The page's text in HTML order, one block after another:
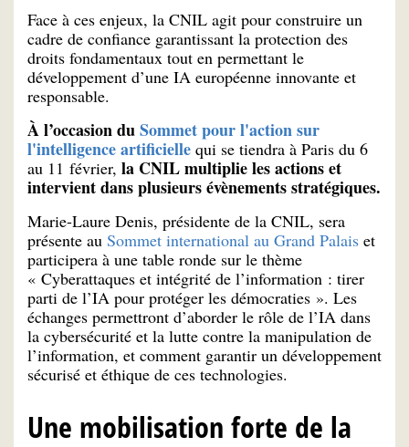
Face à ces enjeux, la CNIL agit pour construire un
cadre de confiance garantissant la protection des
droits fondamentaux tout en permettant le
développement d’une IA européenne innovante et
responsable.
À l’occasion duSommet pour l'action sur
l'intelligence artificielle qui se tiendra à Paris du 6
au 11 février, la CNIL multiplie les actions et
intervient dans plusieurs évènements stratégiques.
Marie-Laure Denis, présidente de la CNIL, sera
présente au Sommet international au Grand Palais et
participera à une table ronde sur le thème
« Cyberattaques et intégrité de l’information : tirer
parti de l’IA pour protéger les démocraties ». Les
échanges permettront d’aborder le rôle de l’IA dans
la cybersécurité et la lutte contre la manipulation de
l’information, et comment garantir un développement
sécurisé et éthique de ces technologies.
Une mobilisation forte de la